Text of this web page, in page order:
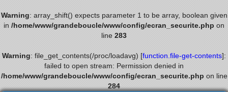
Warning: array_shift() expects parameter 1 to be array, boolean given
in /home/www/grandeboucle/www/config/ecran_securite.php on
line 283
Warning: file_get_contents(/proc/loadavg) [function.file-get-contents]:
failed to open stream: Permission denied in
/home/www/grandeboucle/www/config/ecran_securite.php on line
284